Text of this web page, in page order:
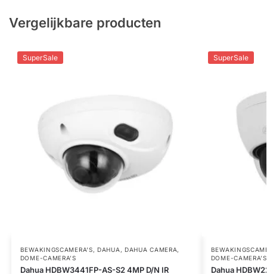
Vergelijkbare producten
SuperSale
BEWAKINGSCAMERA'S,DAHUA , DAHUA CAMERA,
DOME-CAMERA’S
Dahua HDBW3441FP-AS-S2 4MP D/N IR
SuperSale
DOME-CAMERA’S
Dahua